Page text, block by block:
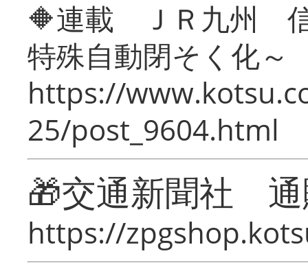
🔶連載 ＪＲ九州 信
特殊自動閉そく化～
https://
25/post_9604.html
🎁交通新聞社
https://